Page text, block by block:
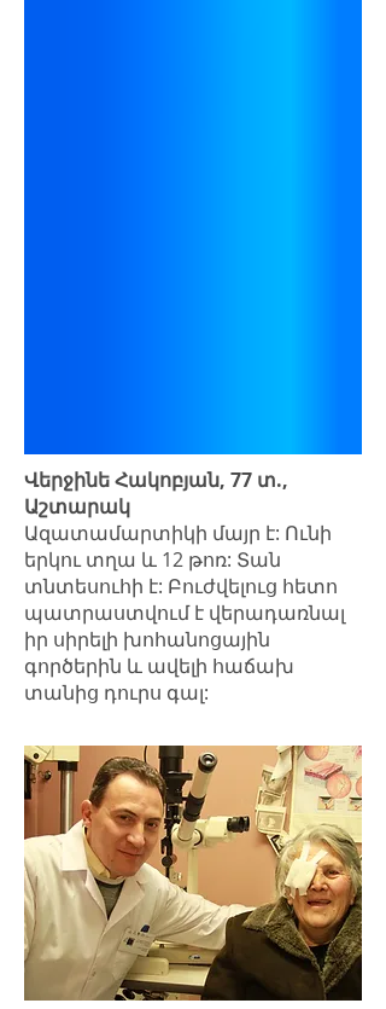
Վերջինե Հակոբյան, 77 տ.,
Աշտարակ
Ազատամարտիկի մայր է: Ունի
երկու տղա և 12 թոռ: Տան
տնտեսուհի է: Բուժվելուց հետո
պատրաստվում է վերադառնալ
իր սիրելի խոհանոցային
գործերին և ավելի հաճախ
տանից դուրս գալ: